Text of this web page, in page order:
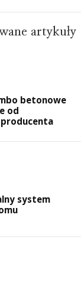
artykuły
betonowe
od
system